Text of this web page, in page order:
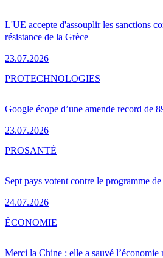
L'UE accepte d'assouplir les sanctions
résistance de la Grèce
23.07.2026
Google écope d’une amende record de
23.07.2026
PROTECHNOLOGIES
Sept pays votent contre le programme
24.07.2026
PROSANTÉ
Merci la Chine : elle a sauvé l’économie
ÉCONOMIE